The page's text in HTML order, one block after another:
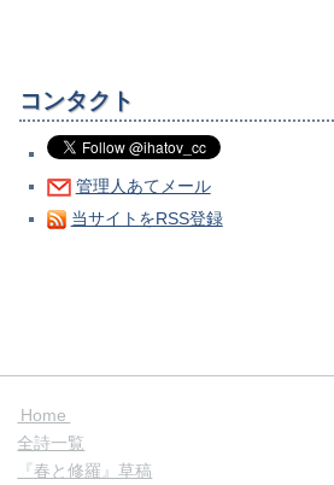
コンタクト
管理人あてメール
当サイトをRSS登録
Home
全詩一覧
『春と修羅』草稿